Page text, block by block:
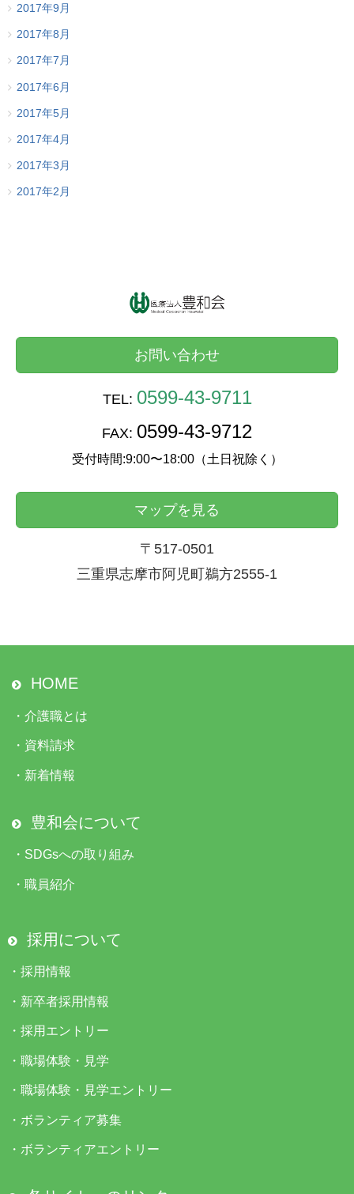
2017年9月
2017年8月
2017年7月
2017年6月
2017年5月
2017年4月
2017年3月
2017年2月
お問い合わせ
TEL: 0599-43-9711
FAX: 0599-43-9712
受付時間:9:00〜18:00（土日祝除く）
マップを見る
〒517-0501
三重県志摩市阿児町鵜方2555-1
HOME
・ 介護職とは
・ 資料請求
・ 新着情報
豊和会について
・ SDGsへの取り組み
・ 職員紹介
採用について
・ 採用情報
・ 新卒者採用情報
・ 採用エントリー
・ 職場体験・見学
・ 職場体験・見学エントリー
・ ボランティア募集
・ ボランティアエントリー